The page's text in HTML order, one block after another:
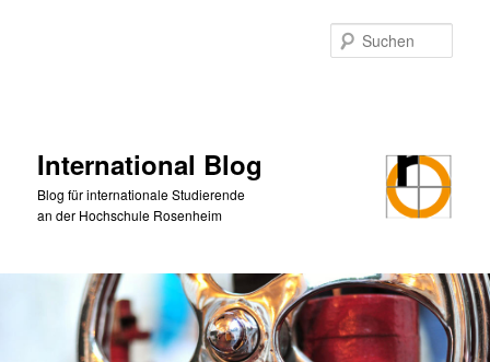
International Blog
Blog für internationale Studierende
an der Hochschule Rosenheim